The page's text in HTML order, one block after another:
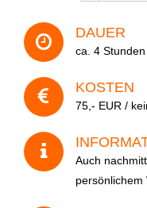
Wie sind Sie auf
DAUER
ca. 4 Stunden
KOSTEN
75,- EUR /
Auch
persönlichem